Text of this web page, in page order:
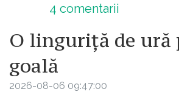
4 comentarii
O linguriță de ură
goală
2026-08-06 09:47:00